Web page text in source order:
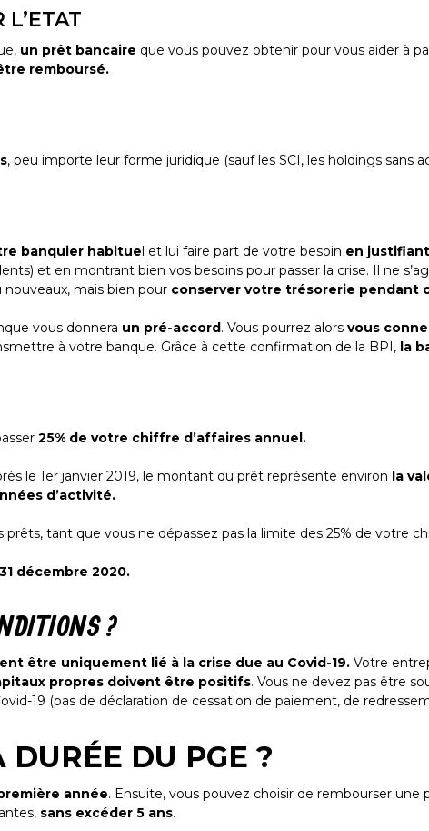
un prêt bancaire que vous pouvez obtenir pour vous aider à
remboursé.
, peu importe leur forme juridique (sauf les SCI, les holdings sans
banquier habituel et lui faire part de votre besoin en
et en montrant bien vos besoins pour passer la crise. Il ne
mais bien pour conserver votre trésorerie pendant
vous donnera un pré-accord. Vous pourrez alors vous
à votre banque. Grâce à cette confirmation de la BPI, la
25% de votre chiffre d’affaires annuel.
le 1er janvier 2019, le montant du prêt représente environ la
d’activité.
prêts, tant que vous ne dépassez pas la limite des 25% de votre
décembre 2020.
?
être uniquement lié à la crise due au Covid-19. Votre
propres doivent être positifs. Vous ne devez pas être
19 (pas de déclaration de cessation de paiement, de
DURÉE DU PGE ?
année. Ensuite, vous pouvez choisir de rembourser une
sans excéder 5 ans.